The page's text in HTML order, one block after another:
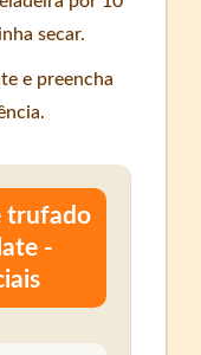
secar.
e preencha
trufado
-